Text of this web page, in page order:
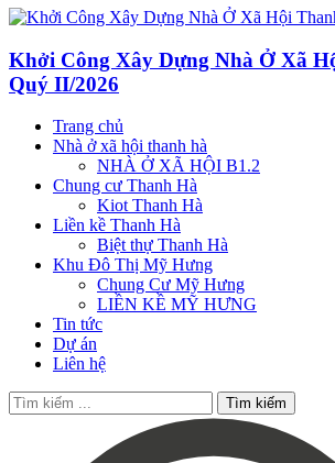
Khởi Công Xây Dựng Nhà Ở Xã
Quý II/2026
Trang chủ
Nhà ở xã hội thanh hà
NHÀ Ở XÃ HỘI B1.2
Chung cư Thanh Hà
Kiot Thanh Hà
Liền kề Thanh Hà
Biệt thự Thanh Hà
Khu Đô Thị Mỹ Hưng
Chung Cư Mỹ Hưng
LIỀN KỀ MỸ HƯNG
Tin tức
Dự án
Liên hệ